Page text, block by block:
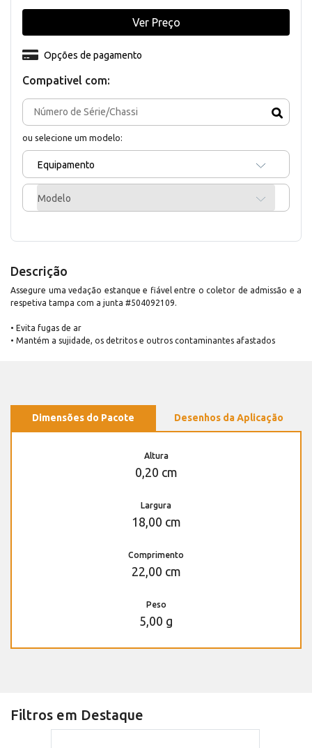
Compativel com:
ou selecione um modelo:
Equipamento
Modelo
Opções de pagamento
Ver Preço
Descrição
Assegure uma vedação estanque e fiável entre o coletor de admissão e a
respetiva tampa com a junta #504092109.
• Evita fugas de ar
• Mantém a sujidade, os detritos e outros contaminantes afastados
Dimensões do Pacote Desenhos da Aplicação
Altura
0,20 cm
Largura
18,00 cm
Comprimento
22,00 cm
Peso
5,00 g
Filtros em Destaque